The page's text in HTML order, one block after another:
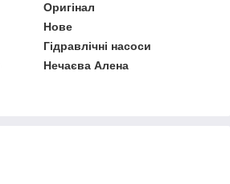
Оригінал
Нове
Гідравлічні насоси
Нечаєва Алена